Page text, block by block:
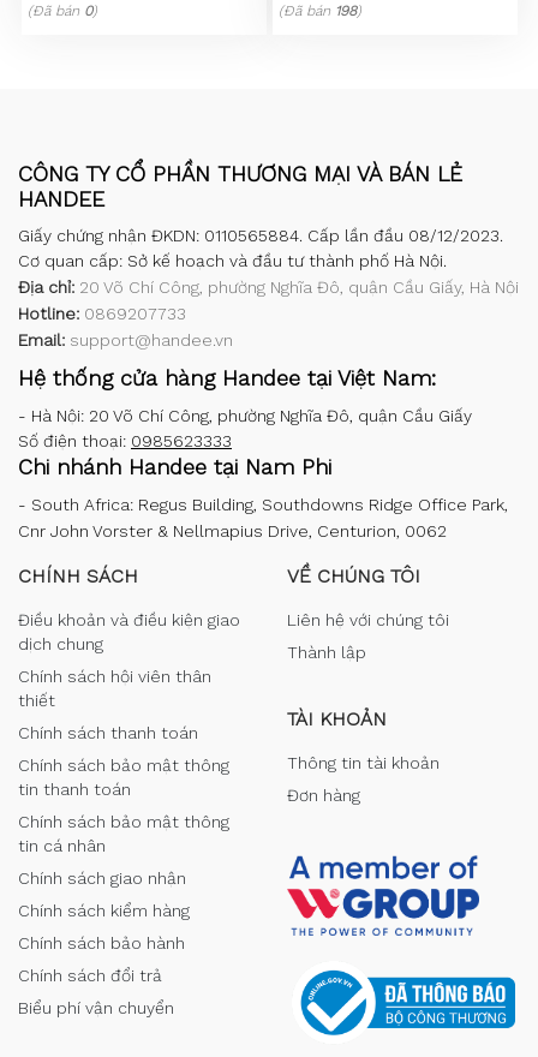
(Đã bán 0)
(Đã bán 198)
CÔNG TY CỔ PHẦN THƯƠNG MẠI VÀ BÁN LẺ
HANDEE
Giấy chứng nhận ĐKDN: 0110565884. Cấp lần đầu 08/12/2023.
Cơ quan cấp: Sở kế hoạch và đầu tư thành phố Hà Nội.
Địa chỉ: 20 Võ Chí Công, phường Nghĩa Đô, quận Cầu Giấy, Hà Nội
Hotline: 0869207733
Email: support@handee.vn
Hệ thống cửa hàng Handee tại Việt Nam:
- Hà Nội: 20 Võ Chí Công, phường Nghĩa Đô, quận Cầu Giấy
Số điện thoại: 0985623333
Chi nhánh Handee tại Nam Phi
- South Africa: Regus Building, Southdowns Ridge Office Park,
Cnr John Vorster & Nellmapius Drive, Centurion, 0062
CHÍNH SÁCH
Điều khoản và điều kiện giao
dịch chung
Chính sách hội viên thân
thiết
Chính sách thanh toán
Chính sách bảo mật thông
tin thanh toán
Chính sách bảo mật thông
tin cá nhân
Chính sách giao nhận
Chính sách kiểm hàng
Chính sách bảo hành
Chính sách đổi trả
Biểu phí vận chuyển
VỀ CHÚNG TÔI
Liên hệ với chúng tôi
Thành lập
TÀI KHOẢN
Thông tin tài khoản
Đơn hàng